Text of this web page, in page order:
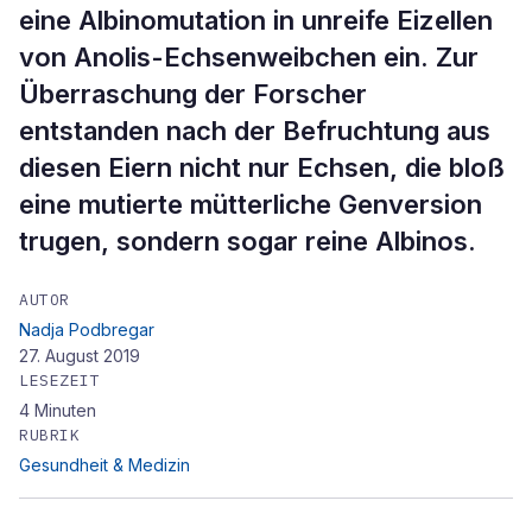
eine Albinomutation in unreife Eizellen
von Anolis-Echsenweibchen ein. Zur
Überraschung der Forscher
entstanden nach der Befruchtung aus
diesen Eiern nicht nur Echsen, die bloß
eine mutierte mütterliche Genversion
trugen, sondern sogar reine Albinos.
AUTOR
Nadja Podbregar
27. August 2019
LESEZEIT
4 Minuten
RUBRIK
Gesundheit & Medizin